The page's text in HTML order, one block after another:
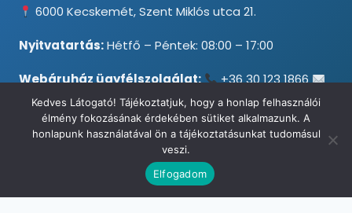
6000 Kecskemét, Szent Miklós utca 21.
Nyitvatartás:Hétfő – Péntek: 08:00 – 17:00
Webáruház ügyfélszolgálat:
+36 30 123 1866
info@testpancel.hu
© 2026 Munkavédelmi és Ruházati Webáruház - Minden jog
Kedves Látogató! Tájékoztatjuk, hogy a honlap felhasználói
élmény fokozásának érdekében sütiket alkalmazunk. A
honlapunk használatával ön a tájékoztatásunkat tudomásul
veszi.
Elfogadom